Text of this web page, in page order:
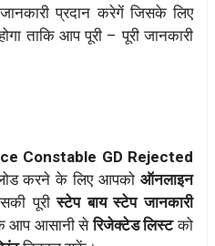
प्रदान करेगें जिसके लिए
ताकि आप पूरी – पूरी जानकारी
Constable GD Rejected
करने के लिए आपको ऑनलाइन
पूरीस्टेप बाय स्टेप जानकारी
आप आसानी सेरिजेक्टेड लिस्टको